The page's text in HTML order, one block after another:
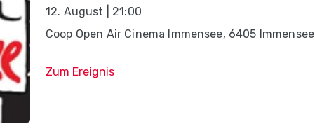
12. August | 21:00
Coop Open Air Cinema Immensee, 6405 Immensee
Zum Ereignis